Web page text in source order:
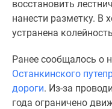
Подмосковья
комнатные
комнатные
восстановить
нанести разметку. В
устранена
Ранее сообщалось о
Останкинского
дороги. Из-за
года ограничено